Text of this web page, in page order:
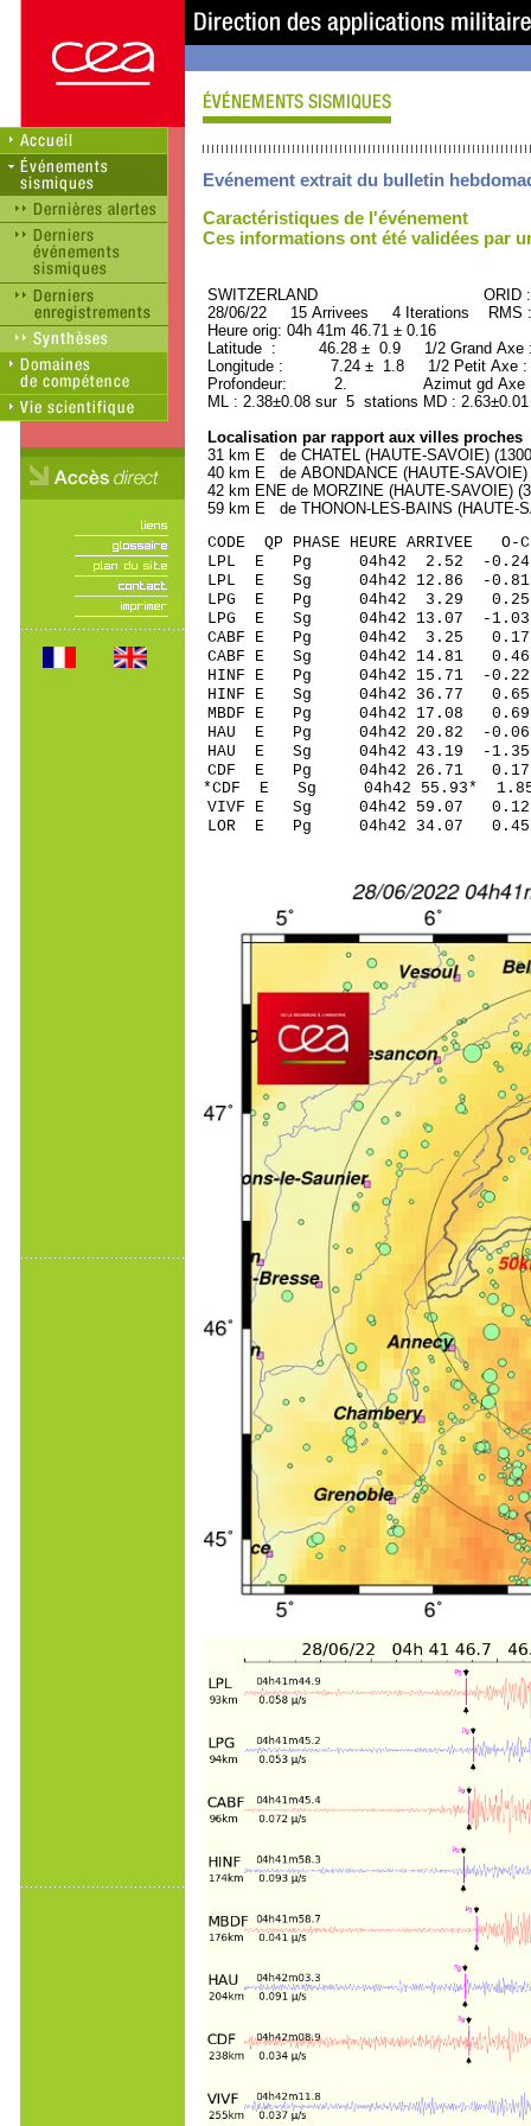
Evénement extrait du bulletin
Caractéristiques de l'événement
Ces informations ont été validées par
SWITZERLAND ORID :
28/06/22 15 Arrivees 4 Iterations RMS
Heure orig: 04h 41m 46.71 ± 0.16
Latitude : 46.28 ± 0.9 1/2 Grand
Longitude : 7.24 ± 1.8 1/2 Petit Axe
Profondeur: 2. Azimut gd Axe :
ML : 2.38±0.08 sur 5 stations MD :
Localisation par rapport aux villes proches
31 km E de CHATEL (HAUTE-SAVOIE)
40 km E de ABONDANCE (HAUTE-SAVOIE)
42 km ENE de MORZINE (HAUTE-SAVOIE)
59 km E de THONON-LES-BAINS (HAUTE-
CODE QP PHASE HEURE
LPL E Pg 04h42
LPL E Sg 04h42
LPG E Pg 04h42
LPG E Sg 04h42
CABF E Pg 04h42
CABF E Sg 04h42 14.81
HINF E Pg 04h42
HINF E Sg 04h42 36.77
MBDF E Pg 04h42
HAU E Pg 04h42
HAU E Sg 04h42 43.19 -
CDF E Pg 04h42
*CDF E Sg 04h42
VIVF E Sg 04h42 59.07
LOR E Pg 04h42